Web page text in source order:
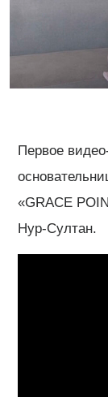
Первое
«GRACE
Нур-Султан.